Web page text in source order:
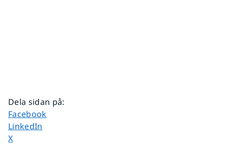
Dela sidan på:
Dela sidan på
Facebook
Dela sidan på
LinkedIn
Dela sidan på
X